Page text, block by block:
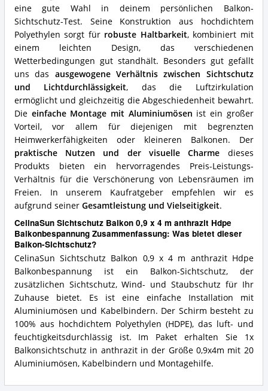
eine gute Wahl in deinem persönlichen Balkon-
Sichtschutz-Test. Seine Konstruktion aus hochdichtem
Polyethylen sorgt für robuste Haltbarkeit, kombiniert mit
einem leichten Design, das verschiedenen
Wetterbedingungen gut standhält. Besonders gut gefällt
uns das ausgewogene Verhältnis zwischen Sichtschutz
und Lichtdurchlässigkeit, das die Luftzirkulation
ermöglicht und gleichzeitig die Abgeschiedenheit bewahrt.
Die einfache Montage mit Aluminiumösen ist ein großer
Vorteil, vor allem für diejenigen mit begrenzten
Heimwerkerfähigkeiten oder kleineren Balkonen. Der
praktische Nutzen und der visuelle Charme dieses
Produkts bieten ein hervorragendes Preis-Leistungs-
Verhältnis für die Verschönerung von Lebensräumen im
Freien. In unserem Kaufratgeber empfehlen wir es
aufgrund seiner Gesamtleistung und Vielseitigkeit.
CelinaSun Sichtschutz Balkon 0,9 x 4 m anthrazit Hdpe
Balkonbespannung Zusammenfassung: Was bietet dieser
Balkon-Sichtschutz?
CelinaSun Sichtschutz Balkon 0,9 x 4 m anthrazit Hdpe
Balkonbespannung ist ein Balkon-Sichtschutz, der
zusätzlichen Sichtschutz, Wind- und Staubschutz für Ihr
Zuhause bietet. Es ist eine einfache Installation mit
Aluminiumösen und Kabelbindern. Der Schirm besteht zu
100% aus hochdichtem Polyethylen (HDPE), das luft- und
feuchtigkeitsdurchlässig ist. Im Paket erhalten Sie 1x
Balkonsichtschutz in anthrazit in der Größe 0,9x4m mit 20
Aluminiumösen, Kabelbindern und Montagehilfe.
Was
spricht
für
diesen
Balkon-
Sichtschutz?